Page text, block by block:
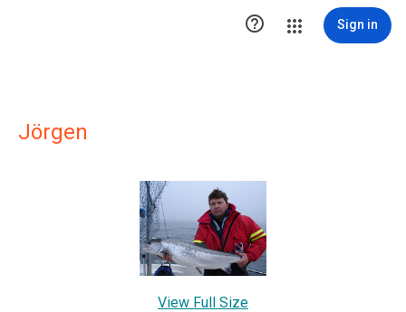
 Sign in
Jörgen
View Full Size